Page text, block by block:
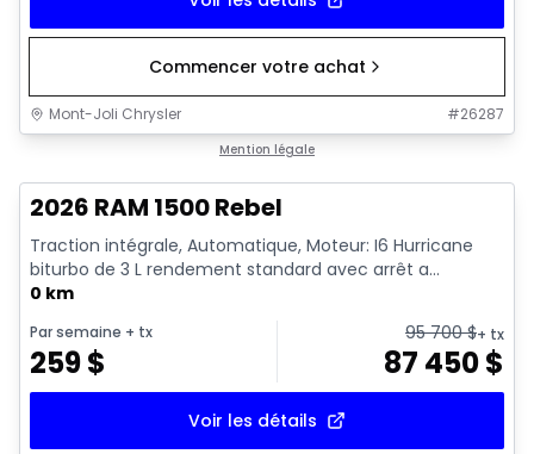
Commencer votre achat
Mont-Joli Chrysler #26287
Mention légale
2026 RAM 1500 Rebel
Traction intégrale, Automatique, Moteur: I6 Hurricane
biturbo de 3 L rendement standard avec arrêt a...
0 km
Par semaine + tx
259$
95 700$+ tx
87 450$
Voir les détails